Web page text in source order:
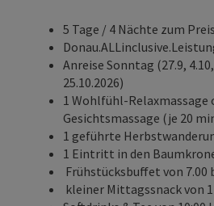
5 Tage / 4 Nächte zum
Anreise Sonntag (27.9,
25.10.2026)
1 Wohlfühl-Relaxmassage
Gesichtsmassage (je 20
1 geführte
1 Eintritt in den
Frühstücksbuffet von 7.00
kleiner Mittagssnack von